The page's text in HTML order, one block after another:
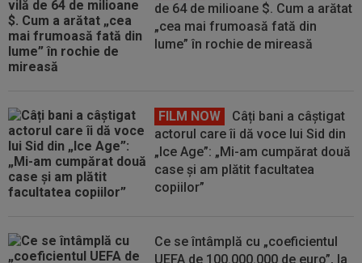
de 64 de milioane $. Cum a arătat
„cea mai frumoasă fată din
lume” în rochie de mireasă
FILM NOW
Câți bani a câștigat
actorul care îi dă voce lui Sid din
„Ice Age”: „Mi-am cumpărat două
case și am plătit facultatea
copiilor”
Ce se întâmplă cu „coeficientul
UEFA de 100.000.000 de euro”, la